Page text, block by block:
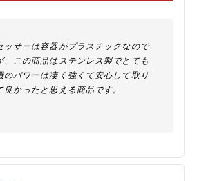
ッサーは容器がプラスチックなので
、この商品はステンレス製でとても
のパワーは凄く強くて安心して取り
かったと思える商品です。